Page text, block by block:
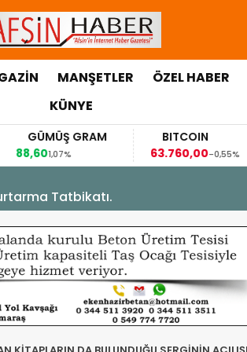
MANŞETLER ÖZEL HABER
KÜNYE
GÜMÜŞ GRAM
88,601,07%
BITCOIN
63.760,00-0,55%
Tatbikatı.